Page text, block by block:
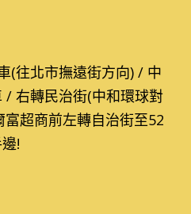
(往北市撫遠街方向) / 中
/ 右轉民治街(中和環球對
超商前左轉自治街至52
!